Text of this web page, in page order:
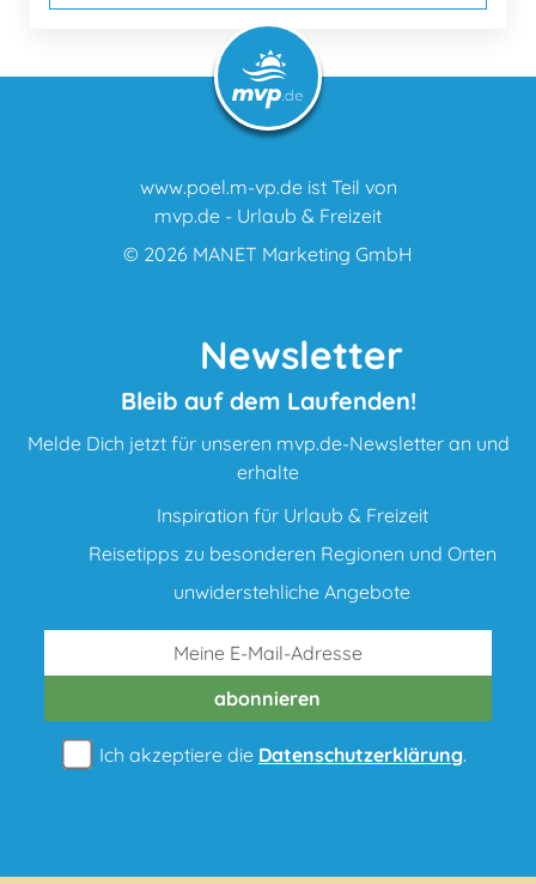
www.poel.m-vp.de ist Teil von
mvp.de - Urlaub & Freizeit
© 2026 MANET Marketing GmbH
Newsletter
Bleib auf dem Laufenden!
Melde Dich jetzt für unseren mvp.de-Newsletter an und
erhalte
Inspiration für Urlaub & Freizeit
Reisetipps zu besonderen Regionen und Orten
unwiderstehliche Angebote
abonnieren
Ich akzeptiere die Datenschutzerklärung.